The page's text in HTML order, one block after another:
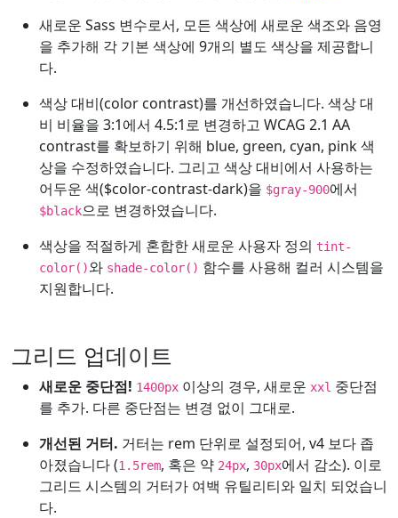
새로운 Sass 변수로서, 모든 색상에 새로운 색조와 음영
을 추가해 각 기본 색상에 9개의 별도 색상을 제공합니
다.
색상 대비(color contrast)를 개선하였습니다. 색상 대
비 비율을 3:1에서 4.5:1로 변경하고 WCAG 2.1 AA
contrast를 확보하기 위해 blue, green, cyan, pink 색
상을 수정하였습니다. 그리고 색상 대비에서 사용하는
어두운 색($color-contrast-dark)을 $gray-900에서
$black으로 변경하였습니다.
색상을 적절하게 혼합한 새로운 사용자 정의 tint-
color()와 shade-color() 함수를 사용해 컬러 시스템을
지원합니다.
그리드 업데이트
새로운 중단점! 1400px 이상의 경우, 새로운 xxl 중단점
를 추가. 다른 중단점는 변경 없이 그대로.
개선된 거터. 거터는 rem 단위로 설정되어, v4 보다 좁
아졌습니다 (1.5rem, 혹은 약 24px, 30px에서 감소). 이로
그리드 시스템의 거터가 여백 유틸리티와 일치 되었습니
다.